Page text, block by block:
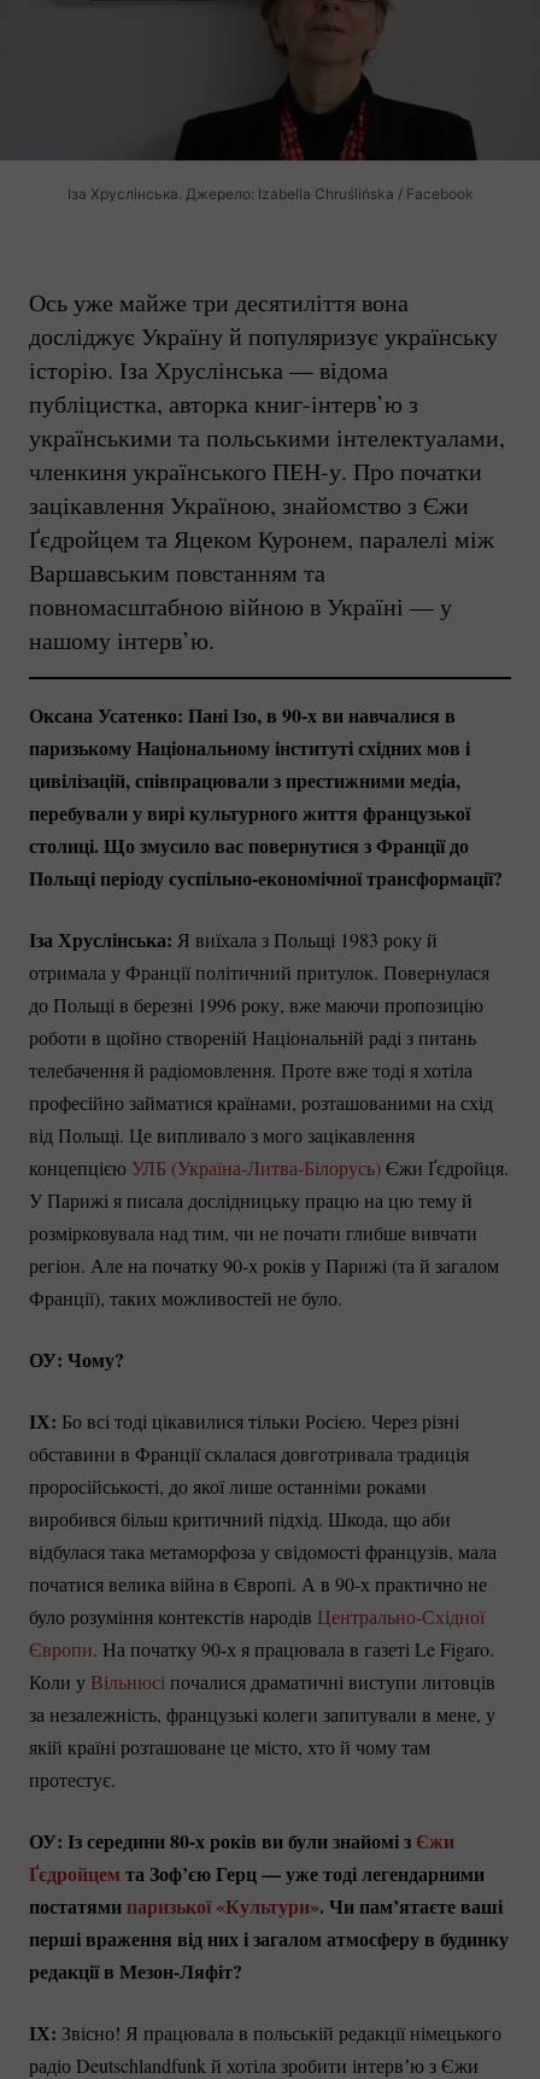
Іза Хруслінська. Джерело: Izabella Chruślińska / Facebook
Ось уже майже три десятиліття вона
досліджує Україну й популяризує українську
історію. Іза Хруслінська — відома
публіцистка, авторкакниг-інтерв’ю з
українськими та польськими інтелектуалами,
членкиня українського ПЕН-у. Про початки
зацікавлення Україною, знайомство з Єжи
Ґєдройцем та Яцеком Куронем, паралелі між
Варшавським повстанням та
повномасштабною війною в Україні — у
нашому інтерв’ю.
Оксана Усатенко: Пані Ізо, в 90-х ви навчалися в
паризькому Національному інституті східних мов і
цивілізацій, співпрацювали з престижними медіа,
перебували у вирі культурного життя французької
столиці. Що змусило вас повернутися з Франції до
Польщі періодусуспільно-економічноїтрансформації?
Іза Хруслінська: Я виїхала з Польщі 1983 року й
отримала у Франції політичний притулок. Повернулася
до Польщі в березні 1996 року, вже маючи пропозицію
роботи в щойно створеній Національній раді з питань
телебачення й радіомовлення. Проте вже тоді я хотіла
професійно займатися країнами, розташованими на схід
від Польщі. Це випливало з мого зацікавлення
концепцією УЛБ (Україна-Литва-Білорусь)Єжи Ґєдройця.
У Парижі я писала дослідницьку працю на цю тему й
розмірковувала над тим, чи не почати глибше вивчати
регіон. Але на початку 90-х років у Парижі (та й загалом
Франції), таких можливостей не було.
ОУ: Чому?
ІХ: Бо всі тоді цікавилися тільки Росією. Через різні
обставини в Франції склалася довготривала традиція
проросійськості, до якої лише останніми роками
виробився більш критичний підхід. Шкода, що аби
відбулася така метаморфоза у свідомості французів, мала
початися велика війна в Європі. А в 90-х практично не
було розуміння контекстів народів Центрально-Східної
Європи. На початку 90-х я працювала в газеті Le Figaro.
Коли у Вільнюсі почалися драматичні виступи литовців
за незалежність, французькі колеги запитували в мене, у
якій країні розташоване це місто, хто й чому там
протестує.
ОУ: Із середини 80-х років ви були знайомі з Єжи
Ґєдройцем та Зоф’єю Герц — уже тоді легендарними
постатямипаризької «Культури». Чи пам’ятаєте ваші
перші враження від них і загалом атмосферу в будинку
редакції в Мезон-Ляфіт?
ІХ: Звісно! Я працювала в польській редакції німецького
радіо Deutschlandfunk й хотіла зробити інтервʼю з Єжи